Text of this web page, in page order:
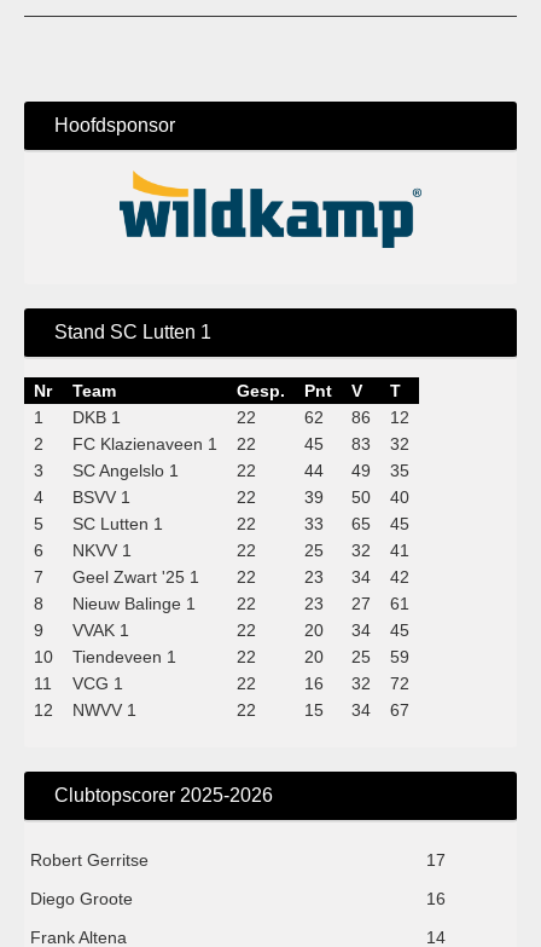
Hoofdsponsor
Stand SC Lutten 1
Nr Team Gesp. Pnt V
T
1
DKB 1 22 62 86
12
2
FC Klazienaveen 1 22 45 83
32
3
SC Angelslo 1 22 44 49
35
4
BSVV 1 22 39 50
40
5
SC Lutten 1 22 33 65
45
6
NKVV 1 22 25 32
41
7
Geel Zwart '25 1 22 23 34
42
8
Nieuw Balinge 1 22 23 27
61
9
VVAK 1 22 20 34
45
10
Tiendeveen 1 22 20 25
59
11
VCG 1 22 16 32
72
12
NWVV 1 22 15 34 67
Clubtopscorer 2025-2026
Robert Gerritse
17
Diego Groote
16
Frank Altena
14